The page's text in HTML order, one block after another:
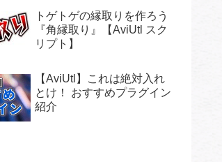
トゲトゲの縁取りを作ろう
『角縁取り』【AviUtl スク
リプト】
【AviUtl】これは絶対入れ
とけ！ おすすめプラグイン
紹介